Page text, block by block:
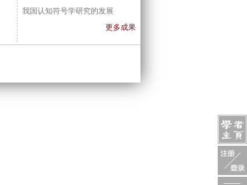
我国认知符号学研究的发展
更多成果